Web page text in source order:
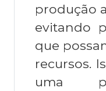
produção
evitando
que
recursos.
uma